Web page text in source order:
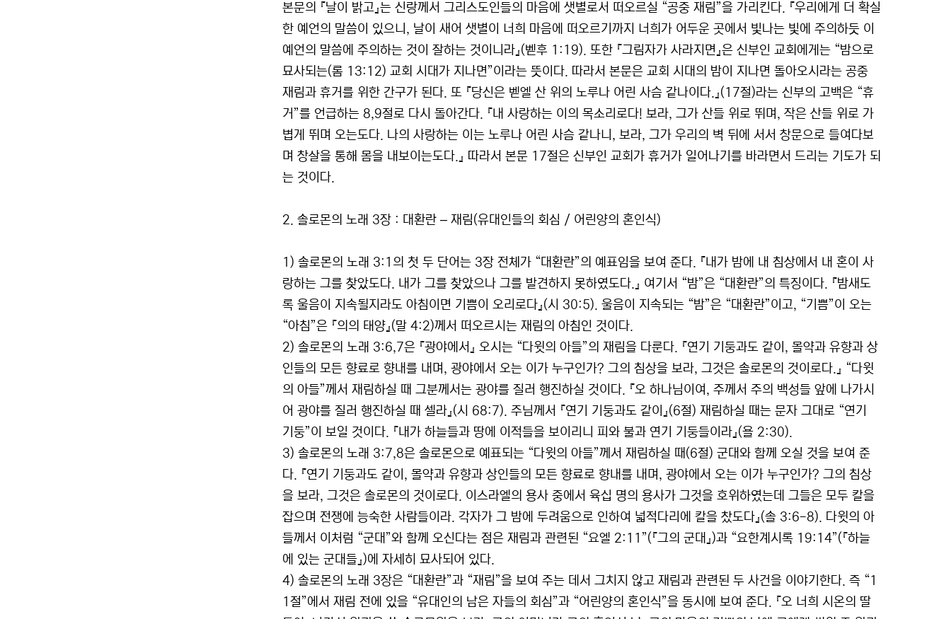
본문의 『날이 밝고』는 신랑께서 그리스도인들의 마음에 샛별로서 떠오르실 “공중 재림”을 가리킨다. 『우리에게 더 확실
한 예언의 말씀이 있으니, 날이 새어 샛별이 너희 마음에 떠오르기까지 너희가 어두운 곳에서 빛나는 빛에 주의하듯 이
예언의 말씀에 주의하는 것이 잘하는 것이니라』(벧후 1:19). 또한 『그림자가 사라지면』은 신부인 교회에게는 “밤으로
묘사되는(롬 13:12) 교회 시대가 지나면”이라는 뜻이다. 따라서 본문은 교회 시대의 밤이 지나면 돌아오시라는 공중
재림과 휴거를 위한 간구가 된다. 또 『당신은 벧엘 산 위의 노루나 어린 사슴 같나이다.』(17절)라는 신부의 고백은 “휴
거”를 언급하는 8,9절로 다시 돌아간다. 『내 사랑하는 이의 목소리로다! 보라, 그가 산들 위로 뛰며, 작은 산들 위로 가
볍게 뛰며 오는도다. 나의 사랑하는 이는 노루나 어린 사슴 같나니, 보라, 그가 우리의 벽 뒤에 서서 창문으로 들여다보
며 창살을 통해 몸을 내보이는도다.』 따라서 본문 17절은 신부인 교회가 휴거가 일어나기를 바라면서 드리는 기도가 되
는 것이다.
2. 솔로몬의 노래 3장 : 대환란 – 재림(유대인들의 회심 / 어린양의 혼인식)
1) 솔로몬의 노래 3:1의 첫 두 단어는 3장 전체가 “대환란”의 예표임을 보여 준다. 『내가 밤에 내 침상에서 내 혼이 사
랑하는 그를 찾았도다. 내가 그를 찾았으나 그를 발견하지 못하였도다.』 여기서 “밤”은 “대환란”의 특징이다. 『밤새도
록 울음이 지속될지라도 아침이면 기쁨이 오리로다』(시 30:5). 울음이 지속되는 “밤”은 “대환란”이고, “기쁨”이 오는
“아침”은 『의의 태양』(말 4:2)께서 떠오르시는 재림의 아침인 것이다.
2) 솔로몬의 노래 3:6,7은 『광야에서』 오시는 “다윗의 아들”의 재림을 다룬다. 『연기 기둥과도 같이, 몰약과 유향과 상
인들의 모든 향료로 향내를 내며, 광야에서 오는 이가 누구인가? 그의 침상을 보라, 그것은 솔로몬의 것이로다.』 “다윗
의 아들”께서 재림하실 때 그분께서는 광야를 질러 행진하실 것이다. 『오 하나님이여, 주께서 주의 백성들 앞에 나가시
어 광야를 질러 행진하실 때 셀라』(시 68:7). 주님께서 『연기 기둥과도 같이』(6절) 재림하실 때는 문자 그대로 “연기
기둥”이 보일 것이다. 『내가 하늘들과 땅에 이적들을 보이리니 피와 불과 연기 기둥들이라』(욜 2:30).
3) 솔로몬의 노래 3:7,8은 솔로몬으로 예표되는 “다윗의 아들”께서 재림하실 때(6절) 군대와 함께 오실 것을 보여 준
다. 『연기 기둥과도 같이, 몰약과 유향과 상인들의 모든 향료로 향내를 내며, 광야에서 오는 이가 누구인가? 그의 침상
을 보라, 그것은 솔로몬의 것이로다. 이스라엘의 용사 중에서 육십 명의 용사가 그것을 호위하였는데 그들은 모두 칼을
잡으며 전쟁에 능숙한 사람들이라. 각자가 그 밤에 두려움으로 인하여 넓적다리에 칼을 찼도다』(솔 3:6-8). 다윗의 아
들께서 이처럼 “군대”와 함께 오신다는 점은 재림과 관련된 “요엘 2:11”(『그의 군대』)과 “요한계시록 19:14”(『하늘
에 있는 군대들』)에 자세히 묘사되어 있다.
4) 솔로몬의 노래 3장은 “대환란”과 “재림”을 보여 주는 데서 그치지 않고 재림과 관련된 두 사건을 이야기한다. 즉 “1
1절”에서 재림 전에 있을 “유대인의 남은 자들의 회심”과 “어린양의 혼인식”을 동시에 보여 준다. 『오 너희 시온의 딸